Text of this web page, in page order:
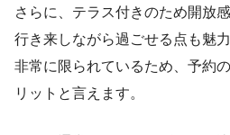
さらに、テラス付きのため開放
行き来しながら過ごせる点も魅
非常に限られているため、予約
リットと言えます。